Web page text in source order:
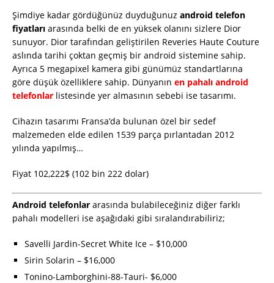
Şimdiye kadar gördüğünüz duyduğunuz android telefon
fiyatları arasında belki de en yüksek olanını sizlere Dior
sunuyor. Dior tarafından geliştirilen Reveries Haute Couture
aslında tarihi çoktan geçmiş bir android sistemine sahip.
Ayrıca 5 megapixel kamera gibi günümüz standartlarına
göre düşük özelliklere sahip. Dünyanın en pahalı android
telefonlar listesinde yer almasının sebebi ise tasarımı.
Cihazın tasarımı Fransa’da bulunan özel bir sedef
malzemeden elde edilen 1539 parça pırlantadan 2012
yılında yapılmış…
Fiyat 102,222$ (102 bin 222 dolar)
Android telefonlar arasında bulabileceğiniz diğer farklı
pahalı modelleri ise aşağıdaki gibi sıralandırabiliriz;
Savelli Jardin-Secret White Ice – $10,000
Sirin Solarin – $16,000
Tonino-Lamborghini-88-Tauri- $6,000